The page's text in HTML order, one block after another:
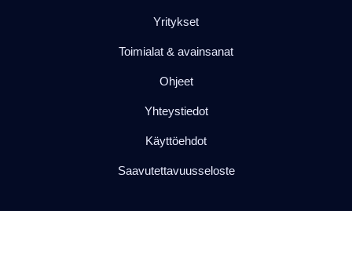
Yritykset
Toimialat & avainsanat
Ohjeet
Yhteystiedot
Käyttöehdot
Saavutettavuusseloste